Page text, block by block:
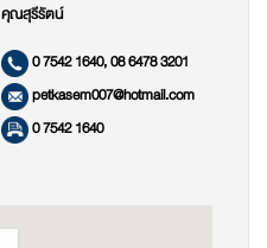
คุณสุรีรัตน์
0 7542 1640, 08 6478 3201
petkasem007@hotmail.com
0 7542 1640